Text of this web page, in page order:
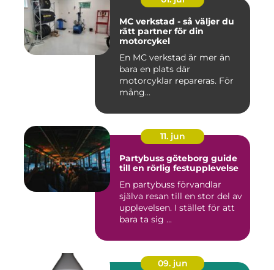
MC verkstad - så väljer du
rätt partner för din
motorcykel
En MC verkstad är mer än
bara en plats där
motorcyklar repareras. För
mång...
11. jun
Partybuss göteborg guide
till en rörlig festupplevelse
En partybuss förvandlar
själva resan till en stor del av
upplevelsen. I stället för att
bara ta sig ...
09. jun